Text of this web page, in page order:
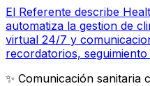
El Referente describe
automatiza la gestion de
virtual 24/7 y
recordatorios,
✨ Comunicación sanitaria